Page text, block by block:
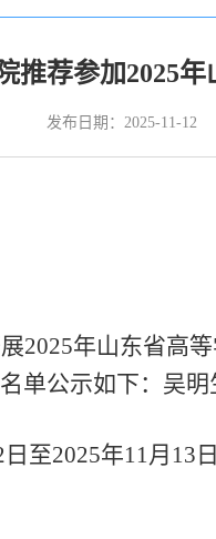
推荐参加2025
发布日期：2025-11-12
2025年山东省高
单公示如下：吴明
至2025年11月13